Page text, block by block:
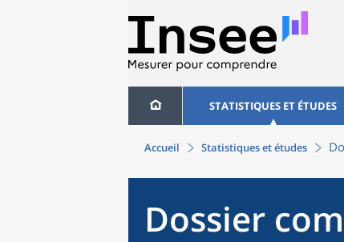
STATISTIQUES ET ÉTUDES
Accueil Statistiques et études
Dossier